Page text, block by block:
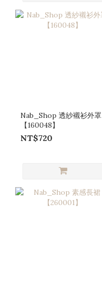
Nab_Shop 透紗襯衫外罩
【160048】
NT$720